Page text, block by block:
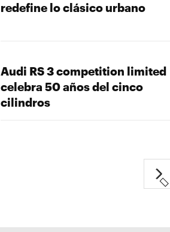
redefine lo clásico urbano
Audi RS 3 competition limited
celebra 50 años del cinco
cilindros